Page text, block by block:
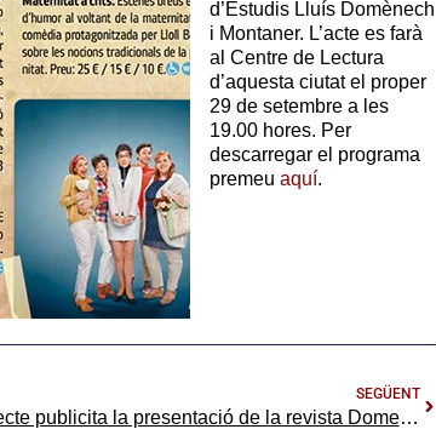
d’Estudis Lluís Domènech
i Montaner. L’acte es farà
al Centre de Lectura
d’aquesta ciutat el proper
29 de setembre a les
19.00 hores. Per
descarregar el programa
premeu aquí.
SEGÜENT
Reus directe publicita la presentació de la revista Domenechiana el proper 29 de setembre